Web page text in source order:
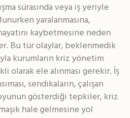
sürasında veya iş yeriyle
yaralanmasına,
kaybetmesine neden
Bu tür olaylar, beklenmedik
kurumların kriz yönetim
olarak ele alınması gerekir. İş
sendikaların, çalışan
gösterdiği tepkiler, kriz
hale gelmesine yol